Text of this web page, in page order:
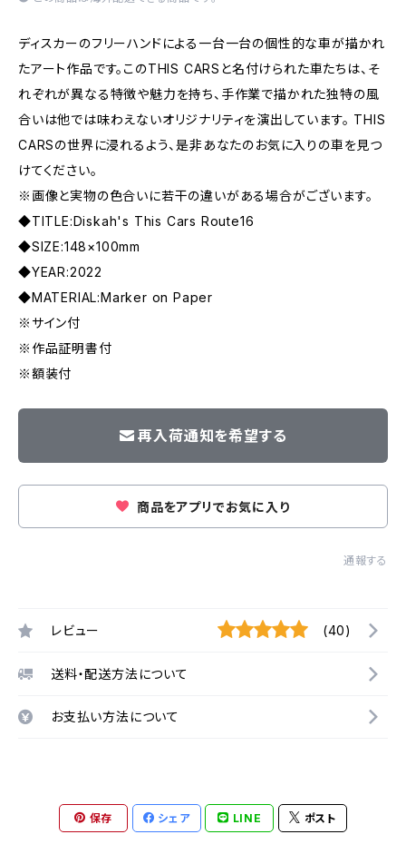
ディスカーのフリーハンドによる一台一台の個性的な車が描かれ
たアート作品です。このTHIS CARSと名付けられた車たちは、そ
れぞれが異なる特徴や魅力を持ち、手作業で描かれた独特の風
合いは他では味わえないオリジナリティを演出しています。 THIS
CARSの世界に浸れるよう、是非あなたのお気に入りの車を見つ
けてください。
※画像と実物の色合いに若干の違いがある場合がございます。
◆TITLE:Diskah's This Cars Route16
◆SIZE:148×100mm
◆YEAR:2022
◆MATERIAL:Marker on Paper
※サイン付
※作品証明書付
※額装付
再入荷通知を希望する
商品をアプリでお気に入り
通報する
レビュー (40)
送料・配送方法について
お支払い方法について
保存 シェア LINE ポスト